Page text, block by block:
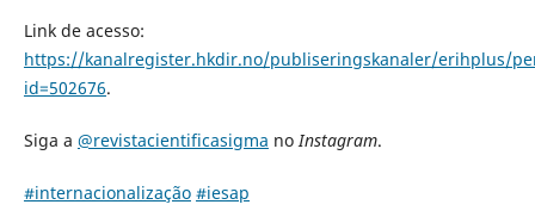
Link de acesso:
https://kanalregister.hkdir.no/publiseringskanaler/erihplus/
id=502676.
Siga a @revistacientificasigma noInstagram.
#internacionalização #iesap